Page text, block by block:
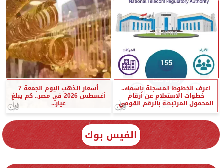
اعرف الخطوط المسجلة باسمك..
خطوات الاستعلام عن أرقام
المحمول المرتبطة بالرقم القومي
أسعار الذهب اليوم الجمعة 7
أغسطس 2026 في مصر.. كم يبلغ
عيار...
الفيس بوك